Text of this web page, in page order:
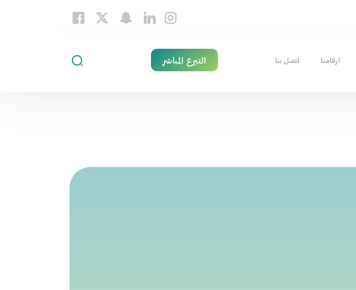
ارقامنا اتصل بنا التبرع المباشر